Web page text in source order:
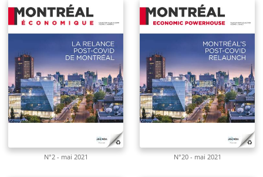
N°2 - mai 2021 N°20 - mai 2021